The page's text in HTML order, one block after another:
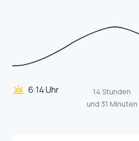
wb_twilight 6:14 Uhr
14 Stunden
und 31 Minuten